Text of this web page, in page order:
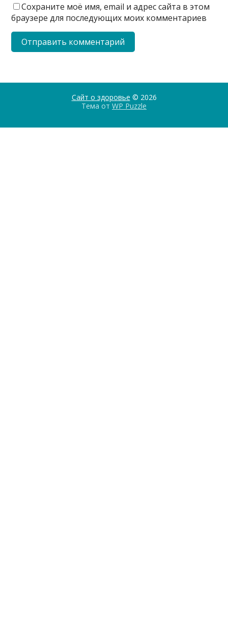
Сохраните моё имя, email и адрес сайта в этом
браузере для последующих моих комментариев
Сайт о здоровье © 2026
Тема от WP Puzzle